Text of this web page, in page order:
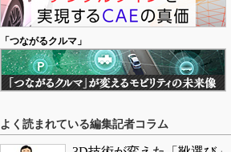
「つながるクルマ」
よく読まれている編集記者コラム